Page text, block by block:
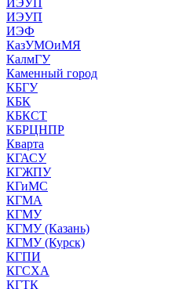
ИЭУП
ИЭФ
КазУМОиМЯ
КалмГУ
Каменный город
КБГУ
КБК
КБКСТ
КБРЦНПР
Кварта
КГАСУ
КГЖПУ
КГиМС
КГМА
КГМУ
КГМУ (Казань)
КГМУ (Курск)
КГПИ
КГСХА
КГТК